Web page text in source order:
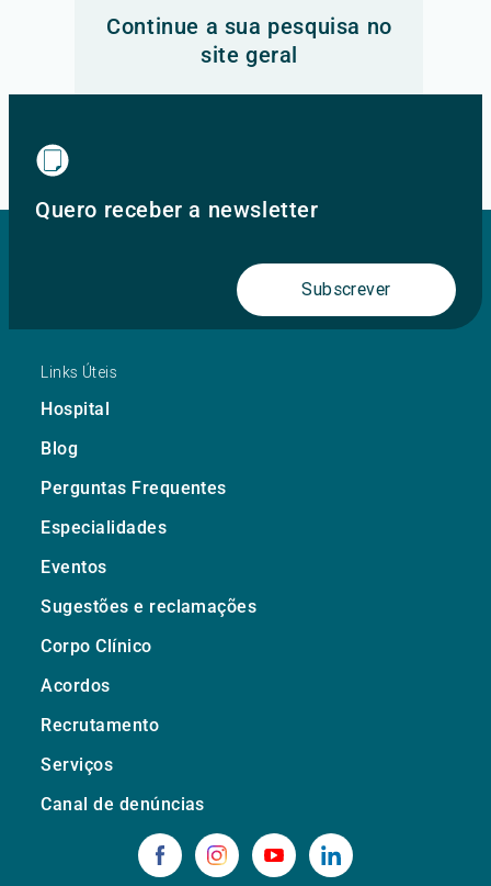
Continue a sua pesquisa no
site geral
Quero receber a newsletter
Subscrever
Links Úteis
Hospital
Blog
Perguntas Frequentes
Especialidades
Eventos
Sugestões e reclamações
Corpo Clínico
Acordos
Recrutamento
Serviços
Canal de denúncias